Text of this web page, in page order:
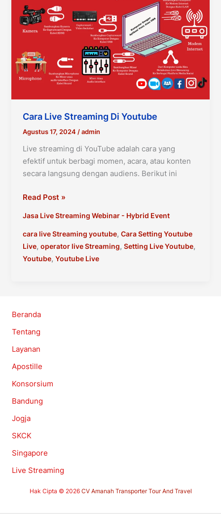
Cara Live Streaming Di Youtube
Agustus 17, 2024 /admin
Live streaming di YouTube adalah cara yang
efektif untuk berbagi momen, acara, atau konten
secara langsung dengan audiens. Berikut ini
Cara
Streaming
di
youtube
Read Post »
Jasa Live Streaming Webinar - Hybrid Event
cara live Streaming youtube, Cara Setting Youtube
Live, operator live Streaming, Setting Live Youtube,
Youtube, Youtube Live
Beranda
Tentang
Layanan
Apostille
Konsorsium
Bandung
Jogja
SKCK
Singapore
Live Streaming
Hak Cipta © 2026 CV Amanah Transporter Tour And Travel